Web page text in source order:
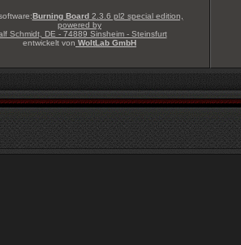
Burning Board2.3.6 pl2 special edition,
powered by
Schmidt, DE - 74889 Sinsheim - Steinsfurt
entwickelt von WoltLab GmbH